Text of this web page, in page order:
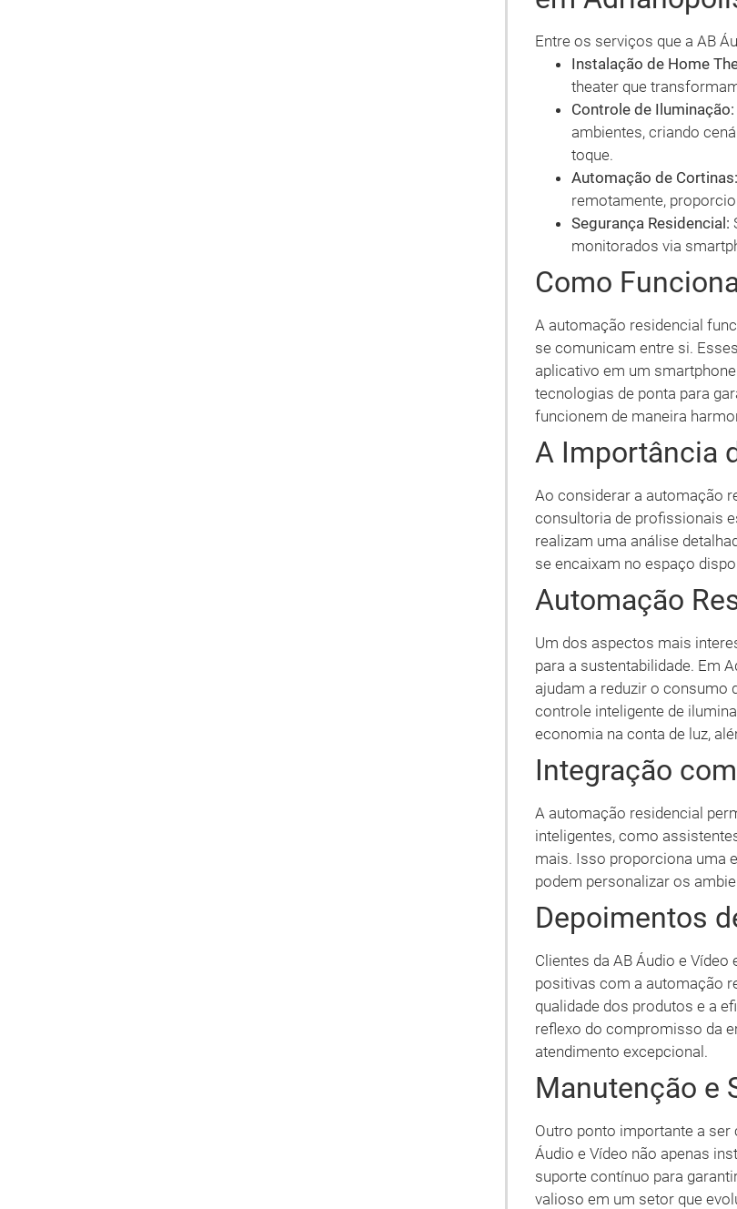
Entre os serviços que a AB
Instalação de Home
theater que
Controle de Iluminação:
ambientes, criando
toque.
Automação de Cortinas:
remotamente,
Segurança Residencial:
monitorados via
Como
A automação residencial
se comunicam entre si.
aplicativo em um
tecnologias de ponta para
funcionem de maneira
A Importância
Ao considerar a automação
consultoria de profissionais
realizam uma análise
se encaixam no espaço
Automação
Um dos aspectos mais
para a sustentabilidade. Em
ajudam a reduzir o consumo
controle inteligente de
economia na conta de luz,
Integração
A automação residencial
inteligentes, como
mais. Isso proporciona uma
podem personalizar os
Depoimentos
Clientes da AB Áudio e
positivas com a automação
qualidade dos produtos e a
reflexo do compromisso da
atendimento excepcional.
Manutenção e
Outro ponto importante a
Áudio e Vídeo não apenas
suporte contínuo para
valioso em um setor que